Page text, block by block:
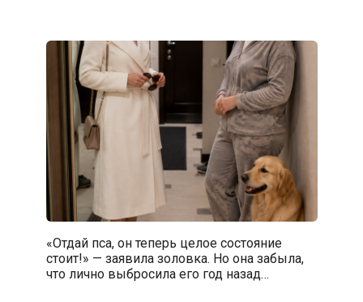
«Отдай пса, он теперь целое состояние
стоит!» — заявила золовка. Но она забыла,
что лично выбросила его год назад…